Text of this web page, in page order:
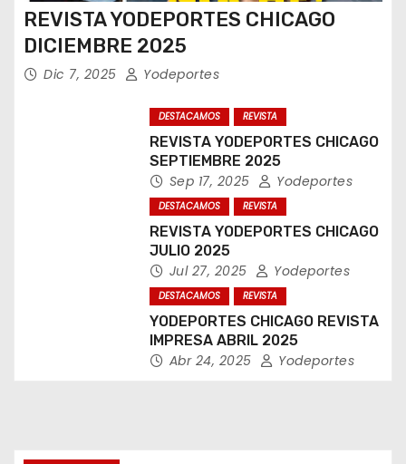
REVISTA YODEPORTES CHICAGO
DICIEMBRE 2025
Dic 7, 2025 Yodeportes
DESTACAMOS REVISTA
REVISTA YODEPORTES CHICAGO
SEPTIEMBRE 2025
Sep 17, 2025 Yodeportes
DESTACAMOS REVISTA
REVISTA YODEPORTES CHICAGO
JULIO 2025
Jul 27, 2025 Yodeportes
DESTACAMOS REVISTA
YODEPORTES CHICAGO REVISTA
IMPRESA ABRIL 2025
Abr 24, 2025 Yodeportes